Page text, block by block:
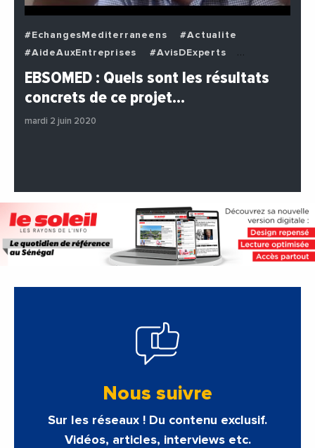
#EchangesMediterraneens
#Actualite
#AideAuxEntreprises
#AvisDExperts
#BuzzNews
#Decideurs
#Entreprises
#Institutions
EBSOMED : Quels sont les résultats
concrets de ce projet…
mardi 2 juin 2020
Nous suivre
Sur les réseaux ! Du contenu exclusif.
Vidéos, articles, interviews etc.